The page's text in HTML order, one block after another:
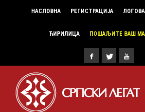
НАСЛОВНА РЕГИСТРАЦИЈА
ЋИРИЛИЦА ПОШАЉИТЕ ВАШ